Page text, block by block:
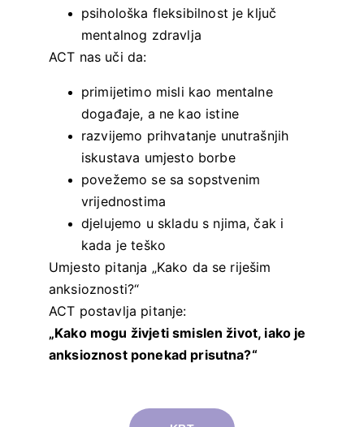
psihološka fleksibilnost je ključ
mentalnog zdravlja
ACT nas uči da:
primijetimo misli kao mentalne
događaje, a ne kao istine
razvijemo prihvatanje unutrašnjih
iskustava umjesto borbe
povežemo se sa sopstvenim
vrijednostima
djelujemo u skladu s njima, čak i
kada je teško
Umjesto pitanja „Kako da se riješim
anksioznosti?“
ACT postavlja pitanje:
„Kako mogu živjeti smislen život, iako je
anksioznost ponekad prisutna?“